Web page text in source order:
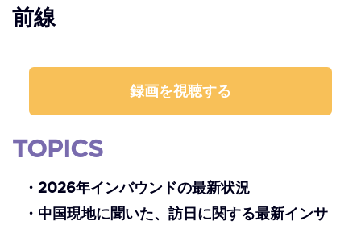
前線
録画を視聴する
TOPICS
・2026年インバウンドの最新状況
・中国現地に聞いた、訪日に関する最新インサ